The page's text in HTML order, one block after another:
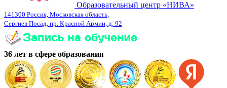
Образовательный центр «НИВА»
141300 Россия, Московская область,
Сергиев Посад, пр. Красной Армии, д. 92
36 лет в сфере образования